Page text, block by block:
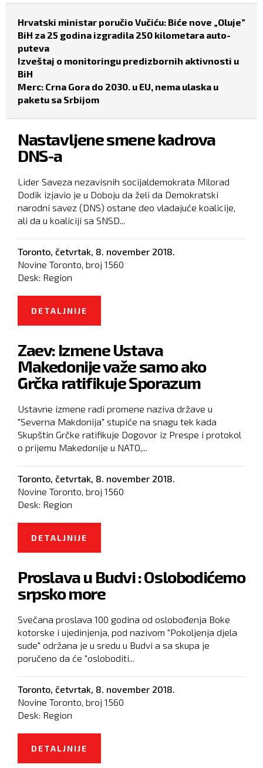
Hrvatski ministar poručio Vučiću: Biće nove „Oluje”
BiH za 25 godina izgradila 250 kilometara auto-
puteva
Izveštaj o monitoringu predizbornih aktivnosti u
BiH
Merc: Crna Gora do 2030. u EU, nema ulaska u
paketu sa Srbijom
Nastavljene smene kadrova
DNS-a
Lider Saveza nezavisnih socijaldemokrata Milorad
Dodik izjavio je u Doboju da želi da Demokratski
narodni savez (DNS) ostane deo vladajuće koalicije,
ali da u koaliciji sa SNSD...
Toronto, četvrtak, 8. november 2018.
Novine Toronto, broj 1560
Desk: Region
DETALJNIJE
Zaev: Izmene Ustava
Makedonije važe samo ako
Grčka ratifikuje Sporazum
Ustavne izmene radi promene naziva države u
"Severna Makdonija" stupiće na snagu tek kada
Skupštin Grčke ratifikuje Dogovor iz Prespe i protokol
o prijemu Makedonije u NATO,...
Toronto, četvrtak, 8. november 2018.
Novine Toronto, broj 1560
Desk: Region
DETALJNIJE
GRČKA RATIFIKUJE SPORAZUM
Proslava u Budvi : Oslobodićemo
srpsko more
Svečana proslava 100 godina od oslobođenja Boke
kotorske i ujedinjenja, pod nazivom "Pokoljenja djela
sude" održana je u sredu u Budvi a sa skupa je
poručeno da će "osloboditi...
Toronto, četvrtak, 8. november 2018.
Novine Toronto, broj 1560
Desk: Region
DETALJNIJE